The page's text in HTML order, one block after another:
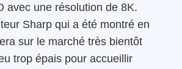
avec une résolution de 8K.
Sharp qui a été montré en
sur le marché très bientôt
trop épais pour accueillir